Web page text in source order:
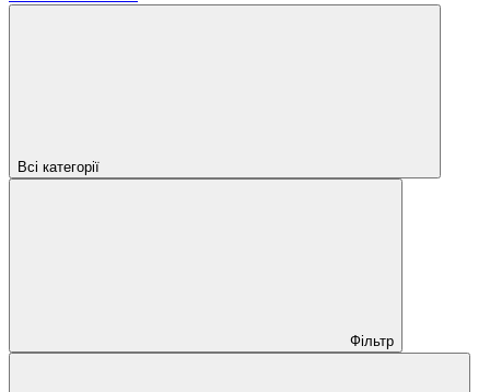
Всі категорії
Фільтр